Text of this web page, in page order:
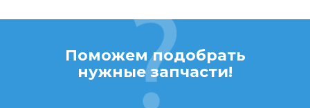
Поможем подобрать
нужные запчасти!